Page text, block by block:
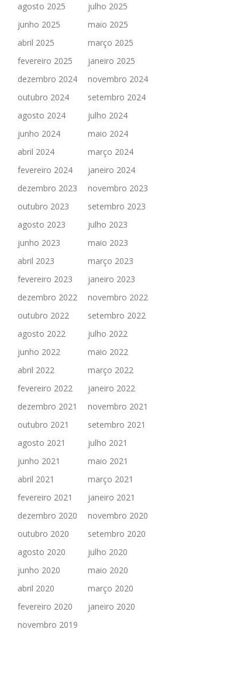
agosto 2025
julho 2025
junho 2025
maio 2025
abril 2025
março 2025
fevereiro 2025
janeiro 2025
dezembro 2024
novembro 2024
outubro 2024
setembro 2024
agosto 2024
julho 2024
junho 2024
maio 2024
abril 2024
março 2024
fevereiro 2024
janeiro 2024
dezembro 2023
novembro 2023
outubro 2023
setembro 2023
agosto 2023
julho 2023
junho 2023
maio 2023
abril 2023
março 2023
fevereiro 2023
janeiro 2023
dezembro 2022
novembro 2022
outubro 2022
setembro 2022
agosto 2022
julho 2022
junho 2022
maio 2022
abril 2022
março 2022
fevereiro 2022
janeiro 2022
dezembro 2021
novembro 2021
outubro 2021
setembro 2021
agosto 2021
julho 2021
junho 2021
maio 2021
abril 2021
março 2021
fevereiro 2021
janeiro 2021
dezembro 2020
novembro 2020
outubro 2020
setembro 2020
agosto 2020
julho 2020
junho 2020
maio 2020
abril 2020
março 2020
fevereiro 2020
janeiro 2020
novembro 2019